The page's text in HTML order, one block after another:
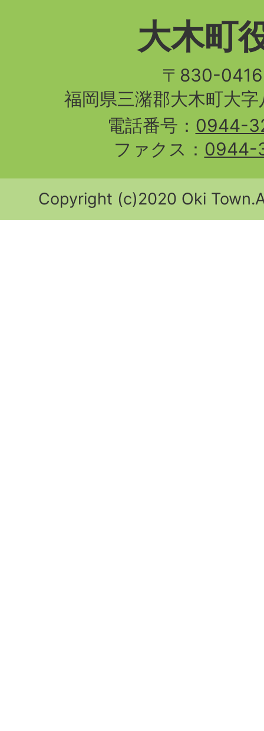
大木町
〒830-
福岡県三潴郡大木町大
電話番号： 0944-
ファクス： 0944-
Copyright (c)2020 Oki